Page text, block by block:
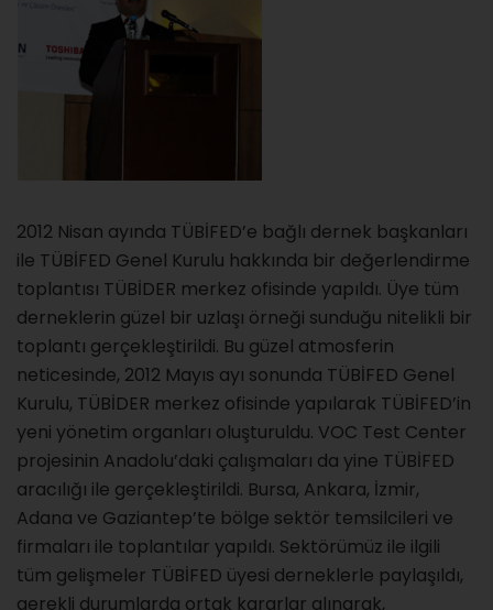
2012 Nisan ayında TÜBİFED’e bağlı dernek başkanları
ile TÜBİFED Genel Kurulu hakkında bir değerlendirme
toplantısı TÜBİDER merkez ofisinde yapıldı. Üye tüm
derneklerin güzel bir uzlaşı örneği sunduğu nitelikli bir
toplantı gerçekleştirildi. Bu güzel atmosferin
neticesinde, 2012 Mayıs ayı sonunda TÜBİFED Genel
Kurulu, TÜBİDER merkez ofisinde yapılarak TÜBİFED’in
yeni yönetim organları oluşturuldu. VOC Test Center
projesinin Anadolu’daki çalışmaları da yine TÜBİFED
aracılığı ile gerçekleştirildi. Bursa, Ankara, İzmir,
Adana ve Gaziantep’te bölge sektör temsilcileri ve
firmaları ile toplantılar yapıldı. Sektörümüz ile ilgili
tüm gelişmeler TÜBİFED üyesi derneklerle paylaşıldı,
gerekli durumlarda ortak kararlar alınarak,